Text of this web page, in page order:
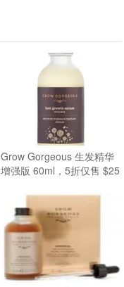
Grow Gorgeous 生发精华
增强版 60ml，5折仅售 $25